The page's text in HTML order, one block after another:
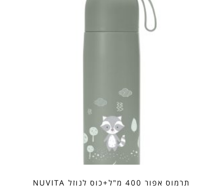
תרמוס אפור 400 מ"ל+כוס לנוזל NUVITA